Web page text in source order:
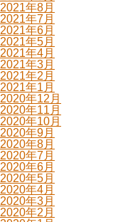
2021年8月
2021年7月
2021年6月
2021年5月
2021年4月
2021年3月
2021年2月
2021年1月
2020年12月
2020年11月
2020年10月
2020年9月
2020年8月
2020年7月
2020年6月
2020年5月
2020年4月
2020年3月
2020年2月